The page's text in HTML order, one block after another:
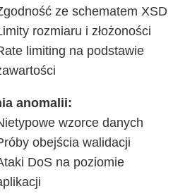
ze schematem XSD
rozmiaru i złożoności
limiting na podstawie
anomalii:
wzorce danych
obejścia walidacji
DoS na poziomie